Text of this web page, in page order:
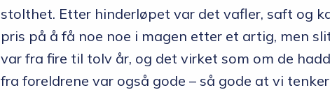
stolthet. Etter hinderløpet var det vafler, saft og
pris på å få noe noe i magen etter et artig, men
var fra fire til tolv år, og det virket som om de
fra foreldrene var også gode – så gode at vi